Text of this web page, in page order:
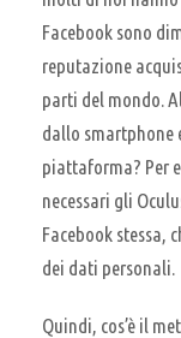
Facebook sono
reputazione
parti del mondo.
dallo smartphone
piattaforma? Per
necessari gli
Facebook stessa,
dei dati personali.
Quindi, cos’è il